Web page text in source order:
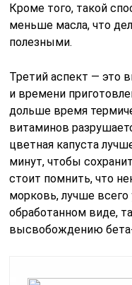
Кроме того, такой
меньше масла, что
полезными.
Третий аспект — это
и времени
дольше время
витаминов
цветная капуста
минут, чтобы
стоит помнить, что
морковь, лучше
обработанном виде,
высвобождению